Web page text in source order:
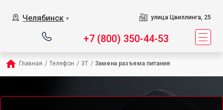
Челябинск ▼ улица Цвиллинга, 25
+7 (800) 350-44-53
Главная / Телефон / 3T / Замена разъема питания